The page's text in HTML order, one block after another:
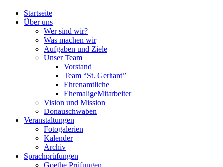
Startseite
Über uns
Wer sind wir?
Was machen wir
Aufgaben und Ziele
Unser Team
Vorstand
Team “St. Gerhard”
Ehrenamtliche
EhemaligeMitarbeiter
Vision und Mission
Donauschwaben
Veranstaltungen
Fotogalerien
Kalender
Archiv
Sprachprüfungen
Goethe Prüfungen